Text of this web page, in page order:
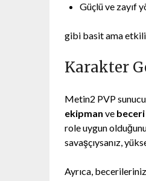
Güçlü ve zayıf
gibi basit ama
Karakter
Metin2 PVP
ekipman ve
role uygun
savaşçıysanız,
Ayrıca,